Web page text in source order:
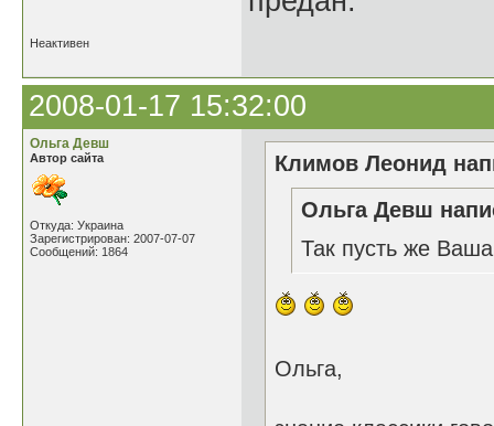
Неактивен
2008-01-17 15:32:00
Ольга Девш
Автор сайта
Откуда: Украина
Зарегистрирован: 2007-07-07
Сообщений: 1864
Климов Леонид
Ольга Девш
Так пусть же
Ольга,